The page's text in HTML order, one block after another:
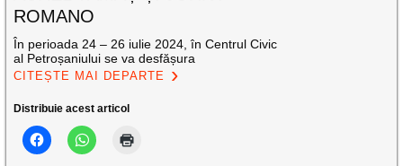
ROMANO
În perioada 24 – 26 iulie 2024, în Centrul Civic
al Petroșaniului se va desfășura
CITEȘTE MAI DEPARTE
Distribuie acest articol